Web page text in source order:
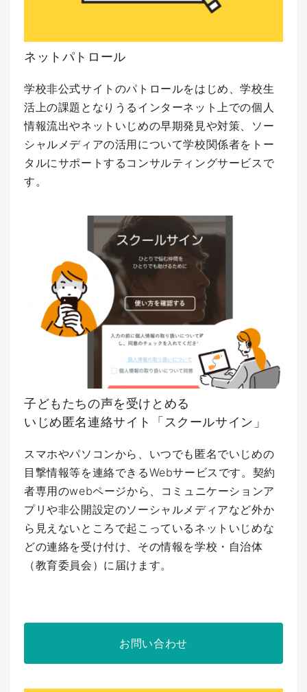
ネットパトロール
学校非公式サイトのパトロールをはじめ、学校生
活上の課題となりうるインターネット上での個人
情報流出やネットいじめの早期発見や対策、ソー
シャルメディアの活用について学校関係者をトー
タルにサポートするコンサルティングサービスで
す。
子どもたちの声を受けとめる
いじめ匿名連絡サイト「スクールサイン」
スマホやパソコンから、いつでも匿名でいじめの
目撃情報等を連絡できるWebサービスです。契約
者専用のwebページから、コミュニケーションア
プリや非公開設定のソーシャルメディアなど外か
ら見えないところで起こっているネットいじめな
どの連絡を受け付け、その情報を学校・自治体
（教育委員会）に届けます。
お問い合わせ